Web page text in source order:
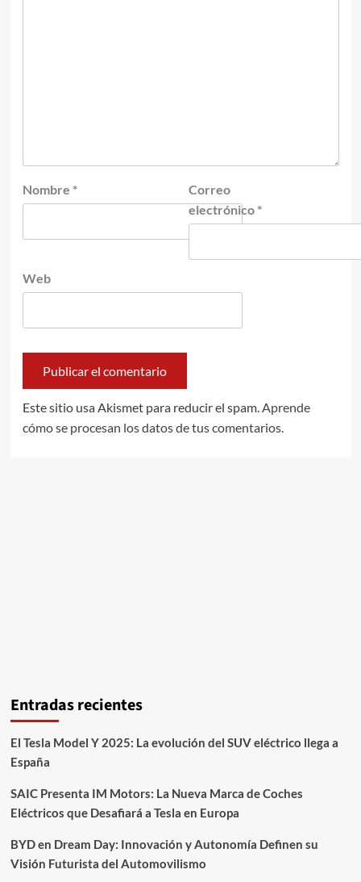
Nombre *
Correo
electrónico *
Web
Este sitio usa Akismet para reducir el spam.Aprende
cómo se procesan los datos de tus comentarios.
Entradas recientes
El Tesla Model Y 2025: La evolución del SUV eléctrico llega a
España
SAIC Presenta IM Motors: La Nueva Marca de Coches
Eléctricos que Desafiará a Tesla en Europa
BYD en Dream Day: Innovación y Autonomía Definen su
Visión Futurista del Automovilismo